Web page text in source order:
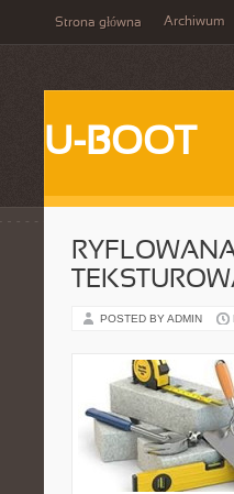
Strona główna Archiwum
U-BOOT
POSTED BY ADMIN